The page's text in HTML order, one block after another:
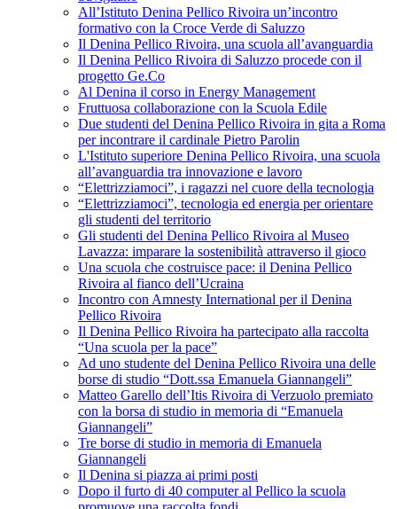
All’Istituto Denina Pellico Rivoira un’incontro
formativo con la Croce Verde di Saluzzo
Il Denina Pellico Rivoira, una scuola all’avanguardia
Il Denina Pellico Rivoira di Saluzzo procede con il
progetto Ge.Co
Al Denina il corso in Energy Management
Fruttuosa collaborazione con la Scuola Edile
Due studenti del Denina Pellico Rivoira in gita a Roma
per incontrare il cardinale Pietro Parolin
L'Istituto superiore Denina Pellico Rivoira, una scuola
all’avanguardia tra innovazione e lavoro
“Elettrizziamoci”, i ragazzi nel cuore della tecnologia
“Elettrizziamoci”, tecnologia ed energia per orientare
gli studenti del territorio
Gli studenti del Denina Pellico Rivoira al Museo
Lavazza: imparare la sostenibilità attraverso il gioco
Una scuola che costruisce pace: il Denina Pellico
Rivoira al fianco dell’Ucraina
Incontro con Amnesty International per il Denina
Pellico Rivoira
Il Denina Pellico Rivoira ha partecipato alla raccolta
“Una scuola per la pace”
Ad uno studente del Denina Pellico Rivoira una delle
borse di studio “Dott.ssa Emanuela Giannangeli”
Matteo Garello dell’Itis Rivoira di Verzuolo premiato
con la borsa di studio in memoria di “Emanuela
Giannangeli”
Tre borse di studio in memoria di Emanuela
Giannangeli
Il Denina si piazza ai primi posti
Dopo il furto di 40 computer al Pellico la scuola